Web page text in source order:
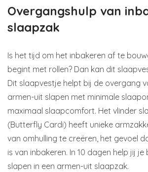
Overgangshulp van
slaapzak
Is het tijd om het inbakeren af te
begint met rollen? Dan kan dit
Dit slaapvestje helpt bij de overgang
armen-uit slapen met minimale
maximaal slaapcomfort. Het vlinder
(Butterfly Cardi) heeft unieke
van omhulling te creëren, het gevoel
is van inbakeren. In 10 dagen help jij
slapen in een armen-uit slaapzak.